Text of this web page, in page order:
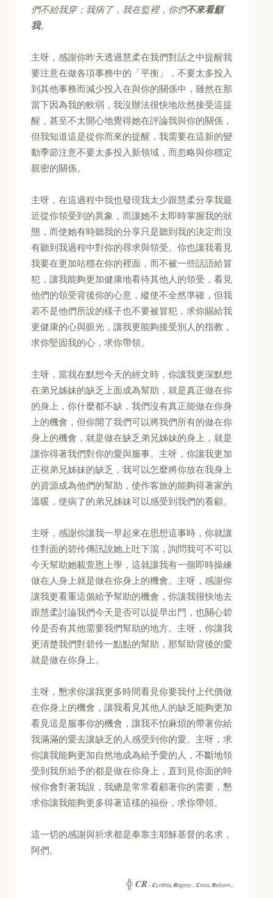
們不給我穿；我病了，我在監裡，你們不來看顧
我。
主呀，感謝你昨天透過慧柔在我們對話之中提醒我
要注意在做各項事務中的「平衡」，不要太多投入
到其他事務而減少投入在與你的關係中，雖然在那
當下因為我的軟弱，我沒辦法很快地欣然接受這提
醒，甚至不太開心地覺得她在評論我與你的關係，
但我知道這是從你而來的提醒，我需要在這新的變
動季節注意不要太多投入新領域，而忽略與你穩定
親密的關係。
主呀，在這過程中我也發現我太少跟慧柔分享我最
近從你領受到的異象，而讓她不太即時掌握我的狀
態，而使她有時聽我的分享只是聽到我的決定而沒
有聽到我過程中對你的尋求與領受。你也讓我看見
我要在更加站穩在你的裡面，而不被一些話語給冒
犯，讓我能夠更加健康地看待其他人的領受，看見
他們的領受背後你的心意，縱使不全然準確，但我
若不是他們所說的樣子也不要被冒犯，求你賜給我
更健康的心與眼光，讓我更能夠接受別人的指教，
求你堅固我的心，求你帶領。
主呀，當我在默想今天的經文時，你讓我更深默想
在弟兄姊妹的缺乏上面成為幫助，就是真正做在你
的身上，你什麼都不缺，我們沒有真正能做在你身
上的機會，但你開了我們可以將我們所有的做在你
身上的機會，就是做在缺乏弟兄姊妹的身上，就是
讓你得著我們對你的愛與服事。主呀，你讓我更加
正視弟兄姊妹的缺乏，我可以怎麼將你放在我身上
的資源成為他們的幫助，使作客旅的能夠得著家的
溫暖，使病了的弟兄姊妹可以感受到我們的看顧。
主呀，感謝你讓我一早起來在思想這事時，你就讓
住對面的碧伶傳訊說她上吐下瀉，詢問我可不可以
今天幫助她載萱恩上學，這就讓我有一個即時操練
做在人身上就是做在你身上的機會。主呀，感謝你
讓我更看重這個給予幫助的機會，你讓我很快地去
跟慧柔討論我們今天是否可以提早出門，也關心碧
伶是否有其他需要我們幫助的地方。主呀，你讓我
更清楚我們對碧伶一點點的幫助，那幫助背後的愛
就是做在你身上。
主呀，懇求你讓我更多時間看見你要我付上代價做
在你身上的機會，讓我看見其他人的缺乏能夠更加
看見這是服事你的機會，讓我不怕麻煩的帶著你給
我滿滿的愛去讓缺乏的人感受到你的愛。主呀，求
你讓我能夠更加自然地成為給予愛的人，不斷地領
受到我所給予的都是做在你身上，直到見你面的時
候你會對著我說，我總是常常看顧著你的需要，懇
求你讓我能夠更多得著這樣的福份，求你帶領。
這一切的感謝與祈求都是奉靠主耶穌基督的名求，
阿們。
╬CR -Cynthia, Rogery... Cross, Reborn...